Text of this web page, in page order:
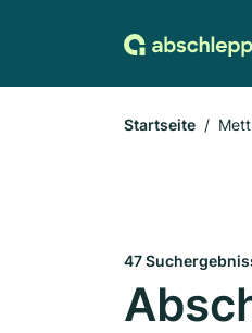
Startseite
47